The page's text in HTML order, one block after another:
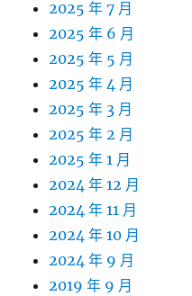
2025 年 7 月
2025 年 6 月
2025 年 5 月
2025 年 4 月
2025 年 3 月
2025 年 2 月
2025 年 1 月
2024 年 12 月
2024 年 11 月
2024 年 10 月
2024 年 9 月
2019 年 9 月